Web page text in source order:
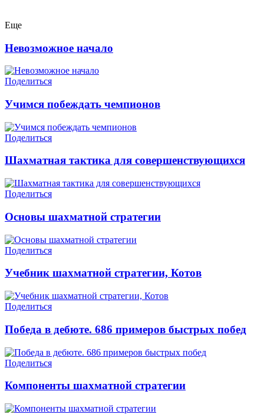
Еще
Невозможное начало
Поделиться
Учимся побеждать чемпионов
Поделиться
Шахматная тактика для совершенствующихся
Поделиться
Основы шахматной стратегии
Поделиться
Учебник шахматной стратегии, Котов
Поделиться
Победа в дебюте. 686 примеров быстрых побед
Поделиться
Компоненты шахматной стратегии